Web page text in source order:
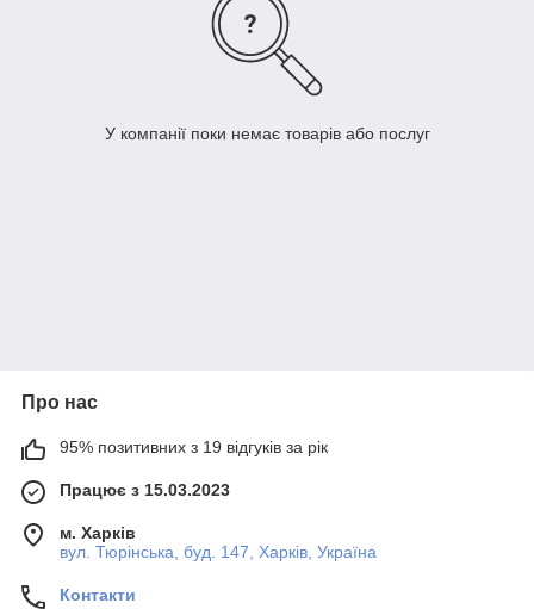
У компанії поки немає товарів або послуг
Про нас
95% позитивних з 19 відгуків за рік
Працює з 15.03.2023
м. Харків
вул. Тюрінська, буд. 147, Харків, Україна
Контакти